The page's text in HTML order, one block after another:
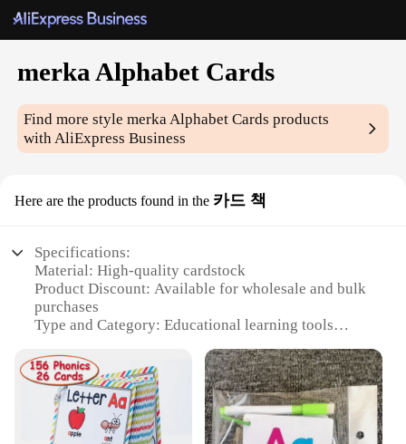
merka Alphabet Cards
Find more stylemerka Alphabet Cards products
with AliExpress Business
Here are the products found in the 카드 책
Specifications:
Material: High-quality cardstock
Product Discount: Available for wholesale and bulk
purchases
Type and Category: Educational learning tools
Usage and Purpose: Teaching and reinforcing the
Korean alphabet
Typical Adaptive Scenario: Classrooms,
homeschooling, and individual learning
Shape or Size or Weight or Quantity: Set of 52 cards